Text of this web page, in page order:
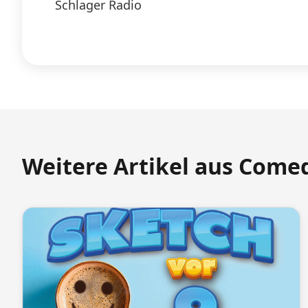
Schlager Radio
Weitere Artikel aus